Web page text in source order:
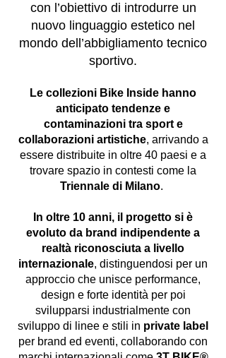
con l’obiettivo di introdurre un
nuovo linguaggio estetico nel
mondo dell’abbigliamento tecnico
sportivo.
Le collezioni Bike Inside hanno
anticipato tendenze e
contaminazioni tra sport e
collaborazioni artistiche, arrivando a
essere distribuite in oltre 40 paesi e a
trovare spazio in contesti come la
Triennale di Milano.
In oltre 10 anni, il progetto si è
evoluto da brand indipendente a
realtà riconosciuta a livello
internazionale, distinguendosi per un
approccio che unisce performance,
design e forte identità per poi
svilupparsi industrialmente con
sviluppo di linee e stili in private label
per brand ed eventi, collaborando con